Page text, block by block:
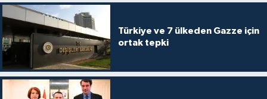
Türkiye ve 7 ülkeden Gazze için
ortak tepki